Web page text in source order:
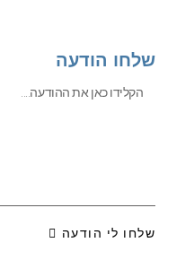
שלחו הודעה
שלחו לי הודעה